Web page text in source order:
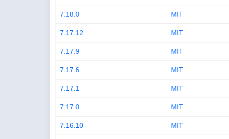
7.18.0 MIT
7.17.12 MIT
7.17.9 MIT
7.17.6 MIT
7.17.1 MIT
7.17.0 MIT
7.16.10 MIT